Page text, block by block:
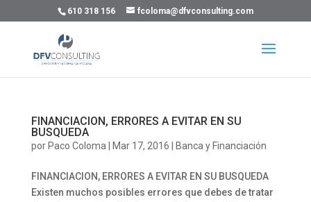
610 318 156 fcoloma@dfvconsulting.com
FINANCIACION, ERRORES A EVITAR EN SU
BUSQUEDA
por Paco Coloma Mar 17, 2016 Banca y Financiación
FINANCIACION, ERRORES A EVITAR EN SU BUSQUEDA
Existen muchos posibles errores que debes de tratar